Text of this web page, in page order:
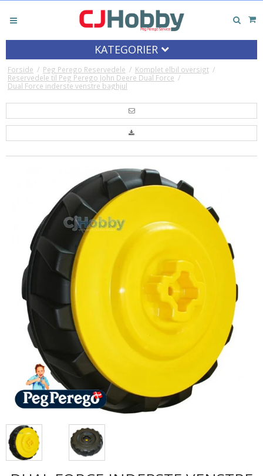
KATEGORIER
Forside / Peg Perego Reservedele / Komplet elbil oversigt /
Reservedele til Peg Perego John Deere Dual Force /
Dual Force inderste venstre baghjul